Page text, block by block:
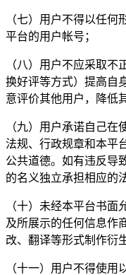
（七）用户不得以任
平台的用户帐号；
（八）用户不应采取
换好评等方式）提高自
意评价其他用户，降低
（九）用户承诺自己在
法规、行政规章和本平
公共道德。如有违反导
的名义独立承担相应的
（十）未经本平台书
及所展示的任何信息作
改、翻译等形式制作衍
（十一）用户不得使